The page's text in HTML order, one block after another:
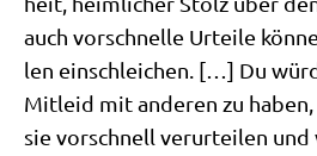
auch vor­schnel­le Urtei­le
len ein­schlei­chen. […] Du
Mit­leid mit ande­ren zu
sie vor­schnell ver­ur­tei­len